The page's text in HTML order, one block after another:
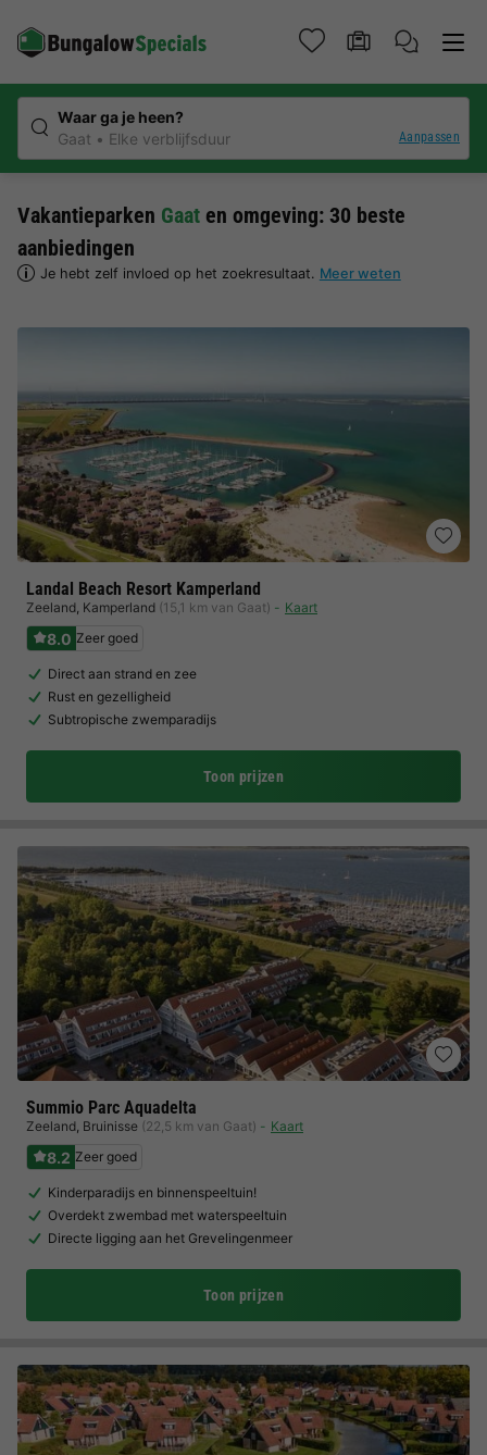
Waar ga je heen?
Gaat
Elke verblijfsduur Aanpassen
Vakantieparken Gaat en omgeving: 30 beste
aanbiedingen
Je hebt zelf invloed op het zoekresultaat. Meer weten
Landal Beach Resort Kamperland
Zeeland, Kamperland (15,1 km van Gaat) Kaart
8.0 Zeer goed
Direct aan strand en zee
Rust en gezelligheid
Subtropische zwemparadijs
Toon prijzen
Summio Parc Aquadelta
Zeeland, Bruinisse (22,5 km van Gaat) Kaart
8.2 Zeer goed
Kinderparadijs en binnenspeeltuin!
Overdekt zwembad met waterspeeltuin
Directe ligging aan het Grevelingenmeer
Toon prijzen